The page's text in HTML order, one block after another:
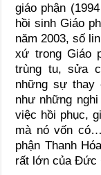
giáo phận
hồi sinh Giáo
năm 2003, số
xứ trong Giáo
trùng tu, sửa
những sự thay
như những
việc hồi phục,
mà nó vốn
phận Thanh
rất lớn của Đức